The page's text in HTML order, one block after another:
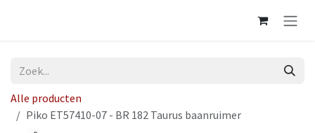
Alle producten
Piko ET57410-07 - BR 182 Taurus baanruimer